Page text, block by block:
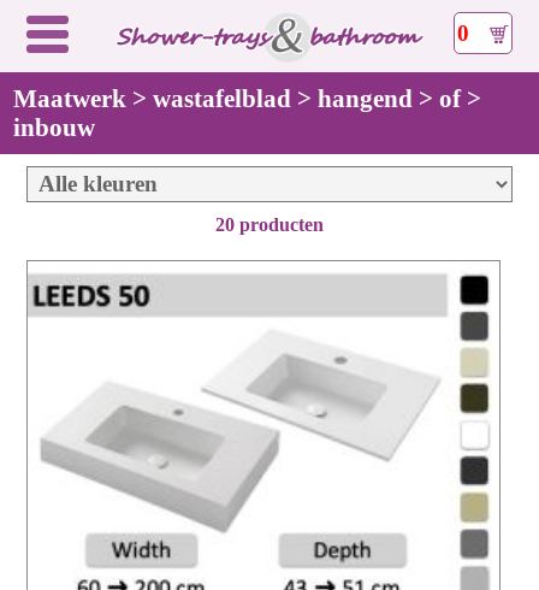
0
Maatwerk > wastafelblad > hangend > of >
inbouw
20 producten